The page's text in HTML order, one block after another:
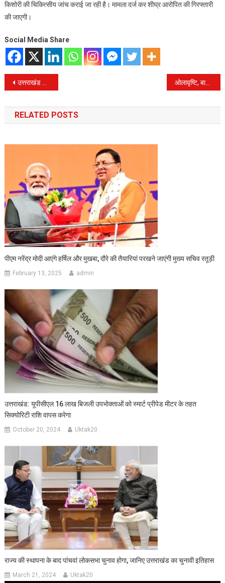
किशोरी की चिकित्सीय जांच कराई जा रही है। मामला दर्ज कर शीघ्र आरोपित की गिरफ्तारी
की जाएगी।
Social Media Share
Post
navigation
उत्तराखंड राज्य के मुख्य शहर से हटेंगे 10 साल पुराने वाहन। ओलावृष्टि, बारिश व बर्फ के कारण यमुनोत्री विधायक संजय डोभाल ने मुख्यमंत्री पुष्कर सिंह धामी को पत्र लिखकर विधानसभा का आगामी शीतकालीन सत्र देहरादून में आयोजित करवाने का अनुरोध किया है।
RELATED POSTS
पीएम नरेंद्र मोदी आएंगे हर्षिल और मुखबा, दौरे की तैयारियां परखने जाएंगी मुख्य सचिव रतूड़ी
February 13, 2025 admin
उत्तराखंड: यूपीसीएल 16 लाख बिजली उपभोक्ताओं को स्मार्ट प्रीपेड मीटर के तहत
सिक्योरिटी राशि वापस करेगा
October 20, 2024 Uktak20
राज्य की स्थापना के बाद पांचवां लोकसभा चुनाव होगा, जानिए उत्तराखंड का चुनावी इतिहास
March 21, 2024 Uktak20